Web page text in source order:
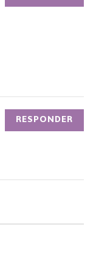
RESPONDER